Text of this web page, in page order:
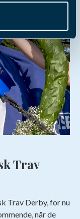
Trav
Trav Derby, for nu
når de